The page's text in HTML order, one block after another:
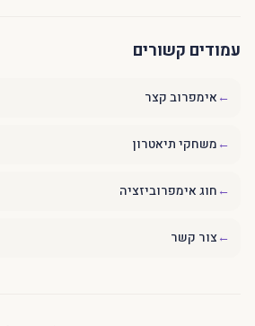
עמודים קשורים
←אימפרוב קצר
←משחקי תיאטרון
←חוג אימפרוביזציה
←צור קשר